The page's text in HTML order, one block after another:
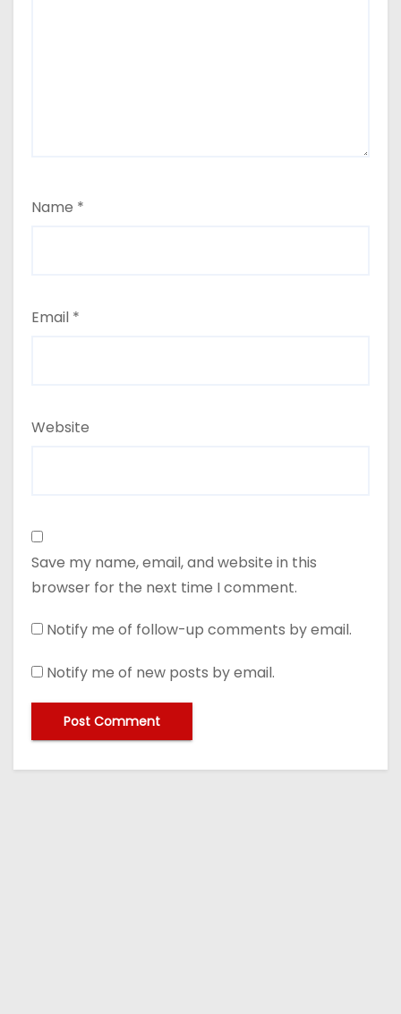
Name *
Email *
Website
Save my name, email, and website in this
browser for the next time I comment.
Notify me of follow-up comments by email.
Notify me of new posts by email.